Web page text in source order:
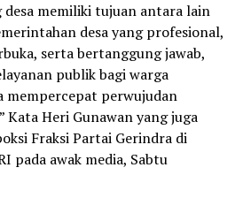
memiliki tujuan antara lain
desa yang profesional,
serta bertanggung jawab,
publik bagi warga
mempercepat perwujudan
Kata Heri Gunawan yang juga
Fraksi Partai Gerindra di
pada awak media, Sabtu